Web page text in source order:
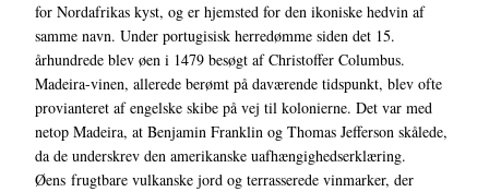
for Nordafrikas kyst, og er hjemsted for den ikoniske hedvin af
samme navn. Under portugisisk herredømme siden det 15.
århundrede blev øen i 1479 besøgt af Christoffer Columbus.
Madeira-vinen, allerede berømt på daværende tidspunkt, blev ofte
provianteret af engelske skibe på vej til kolonierne. Det var med
netop Madeira, at Benjamin Franklin og Thomas Jefferson skålede,
da de underskrev den amerikanske uafhængighedserklæring.
Øens frugtbare vulkanske jord og terrasserede vinmarker, der